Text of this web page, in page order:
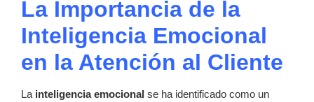
La Importancia de la
Inteligencia Emocional
en la Atención al Cliente
La inteligencia emocional se ha identificado como un